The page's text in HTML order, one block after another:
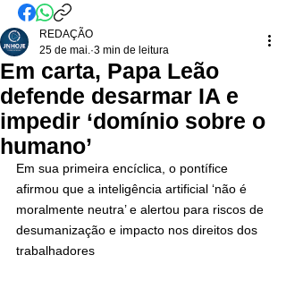
Em carta, Papa Leão
defende desarmar IA e
impedir ‘domínio sobre o
humano’
REDAÇÃO
25 de mai. 3 min de leitura
Em sua primeira encíclica, o pontífice
afirmou que a inteligência artificial ‘não é
moralmente neutra’ e alertou para riscos de
desumanização e impacto nos direitos dos
trabalhadores